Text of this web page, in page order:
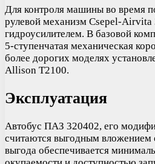
Для контроля машины во время
рулевой механизм Csepel-Airvita
гидроусилителем. В базовой
5-ступенчатая механическая
более дорогих моделях
Allison T2100.
Эксплуатация
Автобус ПАЗ 320402, его
считаются выгодным вложением
выгода обеспечивается